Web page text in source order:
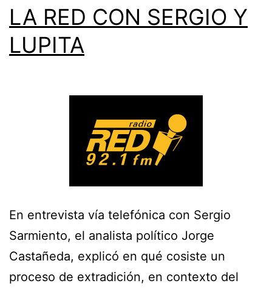
LA RED CON SERGIO Y
LUPITA
En entrevista vía telefónica con Sergio
Sarmiento, el analista político Jorge
Castañeda, explicó en qué cosiste un
proceso de extradición, en contexto del